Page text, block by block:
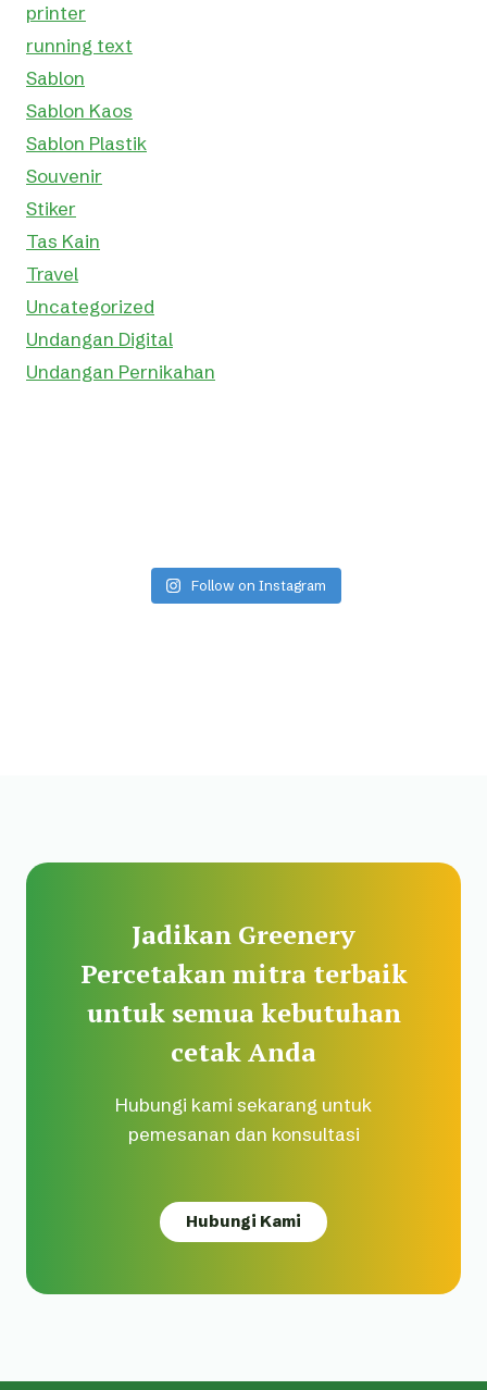
printer
running text
Sablon
Sablon Kaos
Sablon Plastik
Souvenir
Stiker
Tas Kain
Travel
Uncategorized
Undangan Digital
Undangan Pernikahan
Follow on Instagram
Jadikan Greenery
Percetakan mitra terbaik
untuk semua kebutuhan
cetak Anda
Hubungi kami sekarang untuk
pemesanan dan konsultasi
Hubungi Kami